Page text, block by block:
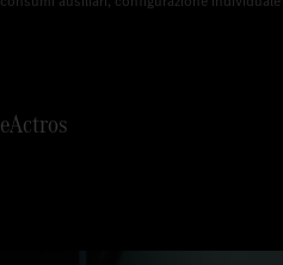
eActros
4
5
6